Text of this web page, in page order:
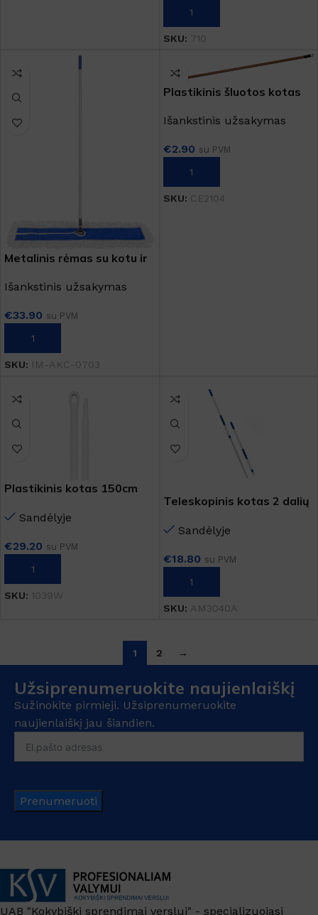
Į KREPŠELĮ
SKU: 710
Metalinis rėmas su kotu ir
Išankstinis užsakymas
€33.90 su PVM
Į KREPŠELĮ
SKU: IM-AKC-0703
Plastikinis šluotos kotas
Išankstinis užsakymas
€2.90 su PVM
Į KREPŠELĮ
SKU: CE2104
Plastikinis kotas 150cm
Sandėlyje
€29.20 su PVM
Į KREPŠELĮ
SKU: 1039W
Teleskopinis kotas 2 dalių
Sandėlyje
€18.80 su PVM
Į KREPŠELĮ
SKU: AM3040A
1 2 →
Užsiprenumeruokite naujienlaiškį
Sužinokite pirmieji. Užsiprenumeruokite
naujienlaiškį jau šiandien.
Prenumeruoti
UAB "Kokybiški sprendimai verslui" - specializuojasi